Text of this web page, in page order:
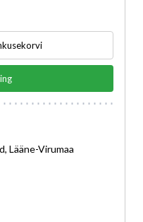
Lääne-Virumaa